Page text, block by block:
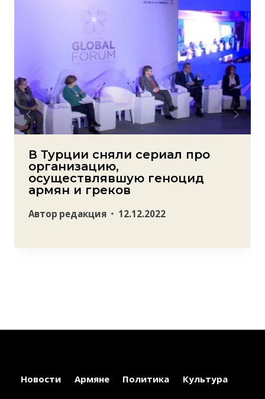
В Турции сняли сериал про
организацию,
осуществлявшую геноцид
армян и греков
Автор редакция 12.12.2022
Новости Армяне Политика Культура